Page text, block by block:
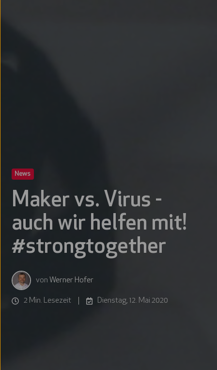
News
Maker vs. Virus -
auch wir helfen mit!
#strongtogether
von Werner Hofer
2 Min. Lesezeit Dienstag, 12. Mai 2020